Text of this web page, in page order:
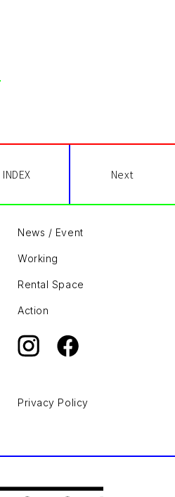
INDEX Next
News / Event
Working
Rental Space
Action
Privacy Policy